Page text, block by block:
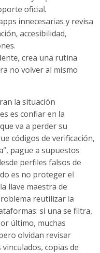
oficial.
innecesarias y revisa
accesibilidad,
crea una rutina
no volver al mismo
la situación
es confiar en la
va a perder su
códigos de verificación,
pague a supuestos
perfiles falsos de
es no proteger el
llave maestra de
reutilizar la
si una se filtra,
último, muchas
olvidan revisar
copias de